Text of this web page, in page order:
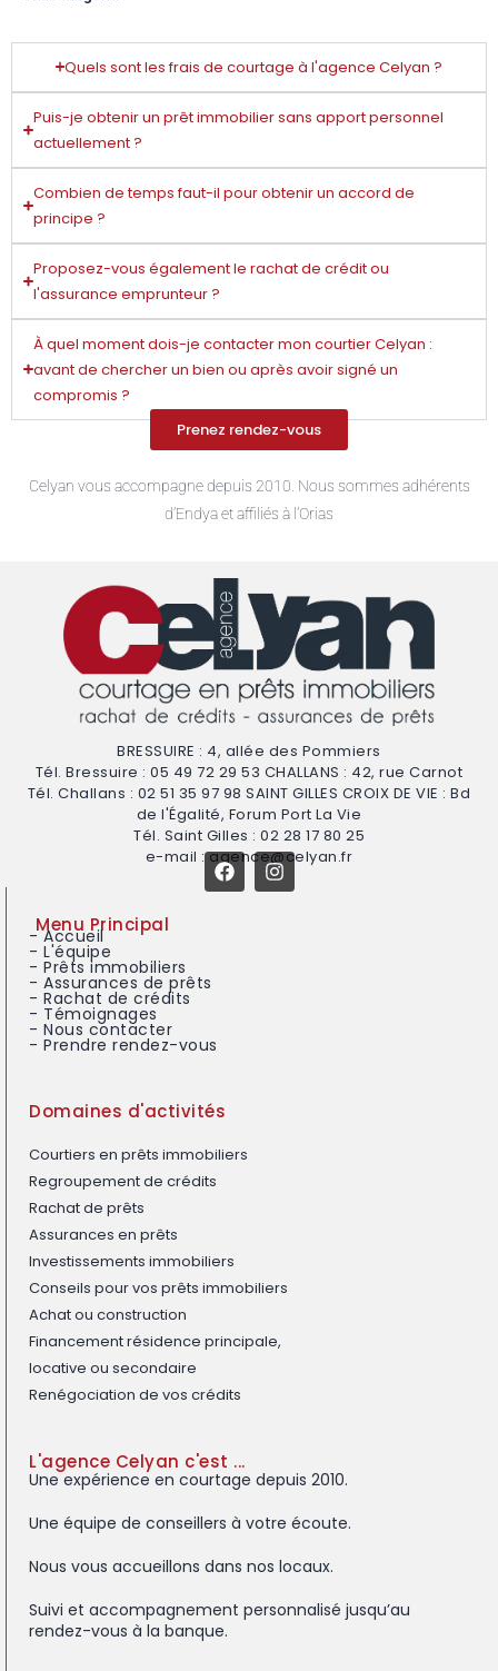
Quels sont les frais de courtage à l'agence Celyan ?
Puis-je obtenir un prêt immobilier sans apport personnel
actuellement ?
Combien de temps faut-il pour obtenir un accord de
principe ?
Proposez-vous également le rachat de crédit ou
l'assurance emprunteur ?
À quel moment dois-je contacter mon courtier Celyan :
avant de chercher un bien ou après avoir signé un
compromis ?
Prenez rendez-vous
Celyan vous accompagne depuis 2010. Nous sommes adhérents
d’Endyaet affiliés à l’Orias
BRESSUIRE : 4, allée des Pommiers
Tél. Bressuire : 05 49 72 29 53 CHALLANS : 42, rue Carnot
Tél. Challans : 02 51 35 97 98 SAINT GILLES CROIX DE VIE : Bd
de l'Égalité, Forum Port La Vie
Tél. Saint Gilles : 02 28 17 80 25
e-mail : agence@celyan.fr
Menu Principal
- Accueil
- L'équipe
- Prêts immobiliers
- Assurances de prêts
- Rachat de crédits
- Témoignages
- Nous contacter
- Prendre rendez-vous
Domaines d'activités
Courtiers en prêts immobiliers
Regroupement de crédits
Rachat de prêts
Assurances en prêts
Investissements immobiliers
Conseils pour vos prêts immobiliers
Achat ou construction
Financement résidence principale,
locative ou secondaire
Renégociation de vos crédits
L'agence Celyan c'est ...
Une expérience en courtage depuis 2010.
Une équipe de conseillers à votre écoute.
Nous vous accueillons dans nos locaux.
Suivi et accompagnement personnalisé jusqu’au
rendez-vous à la banque.